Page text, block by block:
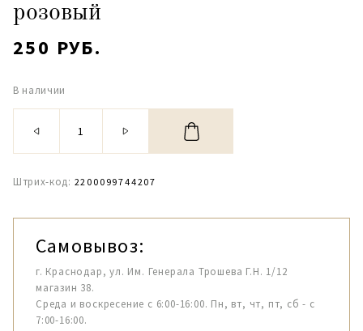
розовый
250 РУБ.
В наличии
Штрих-код: 2200099744207
Самовывоз:
г. Краснодар, ул. Им. Генерала Трошева Г.Н. 1/12
магазин 38.
Среда и воскресение с 6:00-16:00. Пн, вт, чт, пт, сб - с
7:00-16:00.